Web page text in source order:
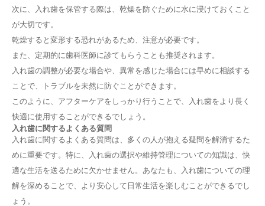
次に、入れ歯を保管する際は、乾燥を防ぐために水に浸けておくこと
が大切です。
乾燥すると変形する恐れがあるため、注意が必要です。
また、定期的に歯科医師に診てもらうことも推奨されます。
入れ歯の調整が必要な場合や、異常を感じた場合には早めに相談する
ことで、トラブルを未然に防ぐことができます。
このように、アフターケアをしっかり行うことで、入れ歯をより長く
快適に使用することができるでしょう。
入れ歯に関するよくある質問
入れ歯に関するよくある質問は、多くの人が抱える疑問を解消するた
めに重要です。特に、入れ歯の選択や維持管理についての知識は、快
適な生活を送るために欠かせません。あなたも、入れ歯についての理
解を深めることで、より安心して日常生活を楽しむことができるでし
ょう。
正しい洗浄方法
長持ちさせるためのポイント
初めての入れ歯生活への適応
アフターケアの重要性
入れ歯に関するよくある質問
入れ歯とインプラントの違いは？
保険の入れ歯と保険外の入れ歯の違い
入れ歯の費用はどのくらい？
入れ歯のトラブルとその対処法
まとめ：入れ歯の選び方を知ろう